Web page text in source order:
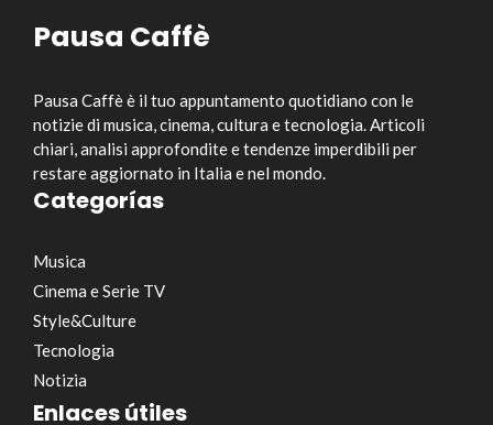
Pausa Caffè
Pausa Caffè è il tuo appuntamento quotidiano con le
notizie di musica, cinema, cultura e tecnologia. Articoli
chiari, analisi approfondite e tendenze imperdibili per
restare aggiornato in Italia e nel mondo.
Categorías
Musica
Cinema e Serie TV
Style&Culture
Tecnologia
Notizia
Enlaces útiles